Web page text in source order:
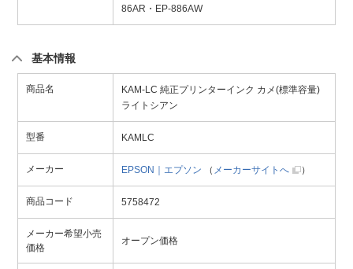
86AR・EP-886AW
基本情報
商品名
KAM-LC 純正プリンターインク カメ(標準容量)
ライトシアン
型番 KAMLC
メーカー EPSON｜エプソン （ メーカーサイトへ ）
商品コード 5758472
メーカー希望小売
価格
オープン価格